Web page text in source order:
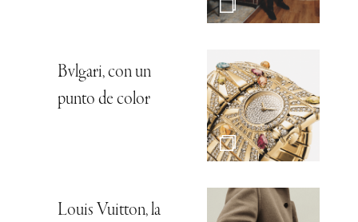
Bvlgari, con un
punto de color
Louis Vuitton, la